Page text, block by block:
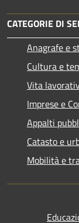
CATEGORIE DI
Anagrafe e
Cultura e
Vita
Imprese e
Appalti
Catasto e
Mobilità e